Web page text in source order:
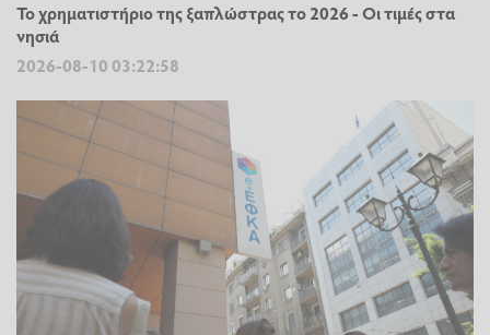
Το χρηματιστήριο της ξαπλώστρας το 2026 - Οι τιμές στα
νησιά
2026-08-10 03:22:58